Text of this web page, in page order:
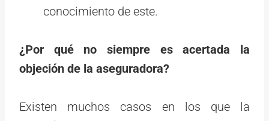
conocimiento de este.
¿Por qué no siempre es acertada la
objeción de la aseguradora?
Existen muchos casos en los que la